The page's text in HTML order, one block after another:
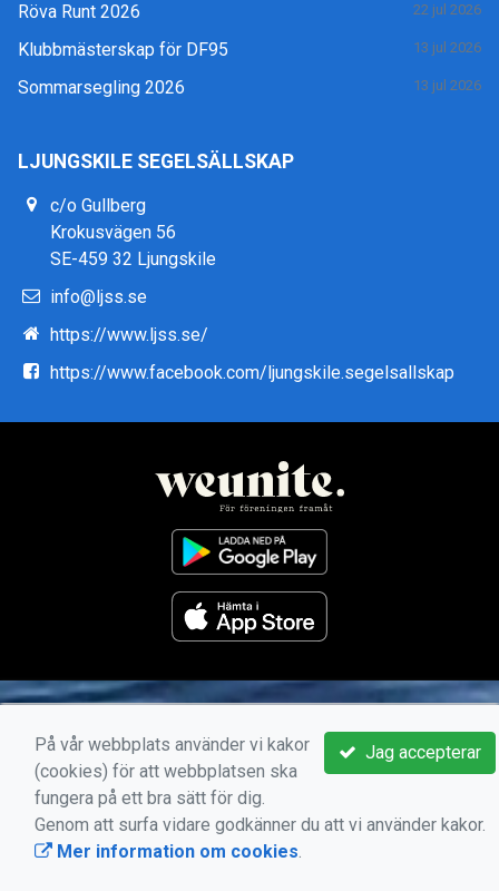
Röva Runt 2026 22 jul 2026
Klubbmästerskap för DF95 13 jul 2026
Sommarsegling 2026 13 jul 2026
LJUNGSKILE SEGELSÄLLSKAP
c/o Gullberg
Krokusvägen 56
SE-459 32 Ljungskile
info@ljss.se
https://www.ljss.se/
https://www.facebook.com/ljungskile.segelsallskap
Jag accepterar
På vår webbplats använder vi kakor
(cookies) för att webbplatsen ska
fungera på ett bra sätt för dig.
Genom att surfa vidare godkänner du att vi använder kakor.
Mer information om cookies.